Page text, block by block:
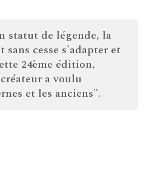
statut de légende, la
cesse s'adapter et
24ème édition,
a voulu
et les anciens".